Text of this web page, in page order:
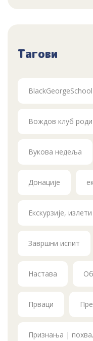
Тагови
Вождов клуб
Вукова недеља
Донације
Екскурзије, излети
Завршни испит
Настава
Прваци
Признања |